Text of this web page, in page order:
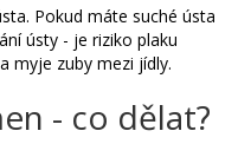
Pokud máte suché ústa
ústy - je riziko plaku
myje zuby mezi jídly.
- co dělat?